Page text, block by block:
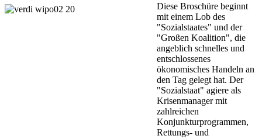
Diese Broschüre beginnt
mit einem Lob des
"Sozialstaates" und der
"Großen Koalition", die
angeblich schnelles und
entschlossenes
ökonomisches Handeln an
den Tag gelegt hat. Der
"Sozialstaat" agiere als
Krisenmanager mit
zahlreichen
Konjunkturprogrammen,
Rettungs- und